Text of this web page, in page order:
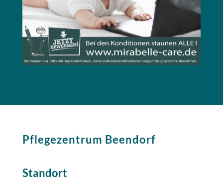
Pflegezentrum Beendorf
Standort